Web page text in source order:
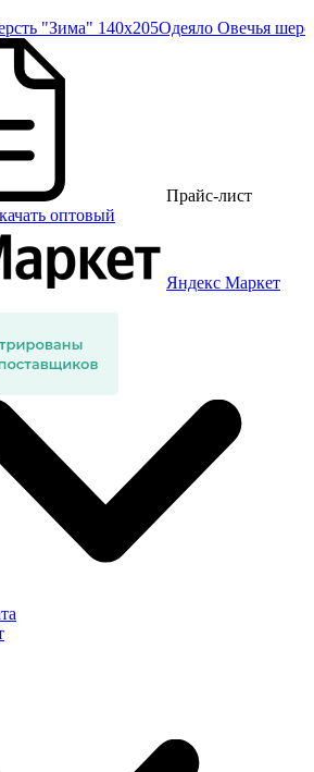
"Зима" 140х205Одеяло Овечья
Прайс-лист
оптовый
Яндекс Маркет